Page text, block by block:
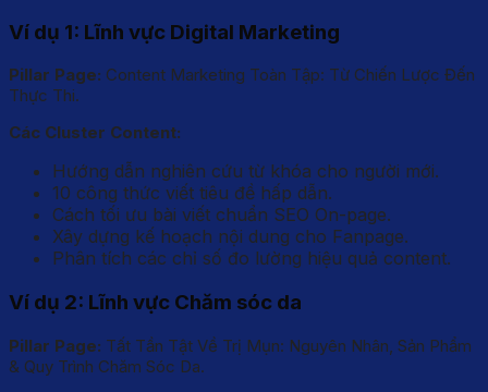
Ví dụ 1: Lĩnh vực Digital Marketing
Pillar Page: Content Marketing Toàn Tập: Từ Chiến Lược Đến
Thực Thi.
Các Cluster Content:
Hướng dẫn nghiên cứu từ khóa cho người mới.
10 công thức viết tiêu đề hấp dẫn.
Cách tối ưu bài viết chuẩn SEO On-page.
Xây dựng kế hoạch nội dung cho Fanpage.
Phân tích các chỉ số đo lường hiệu quả content.
Ví dụ 2: Lĩnh vực Chăm sóc da
Pillar Page: Tất Tần Tật Về Trị Mụn: Nguyên Nhân, Sản Phẩm
& Quy Trình Chăm Sóc Da.